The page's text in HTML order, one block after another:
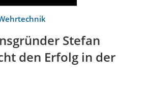
Stefan
den Erfolg in der